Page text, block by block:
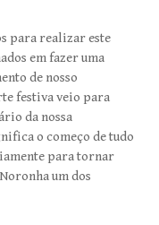
para realizar este
em fazer uma
de nosso
festiva veio para
da nossa
o começo de tudo
para tornar
um dos